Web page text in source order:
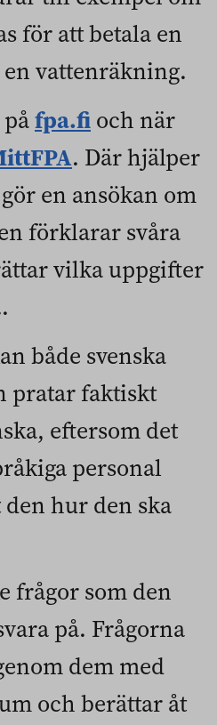
för att betala en
vattenräkning.
fpa.fi och när
. Där hjälper
en ansökan om
förklarar svåra
vilka uppgifter
både svenska
pratar faktiskt
eftersom det
personal
hur den ska
frågor som den
på. Frågorna
dem med
och berättar åt